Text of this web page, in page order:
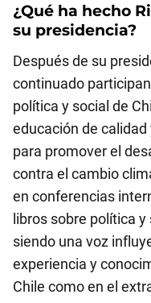
¿Qué ha hecho
su presidencia?
Después de su
continuado
política y social de
educación de
para promover el
contra el cambio
en conferencias
libros sobre política
siendo una voz
experiencia y
Chile como en el